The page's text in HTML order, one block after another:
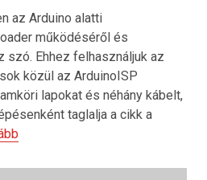
az Arduino alatti
működéséről és
szó. Ehhez felhasználjuk az
közül az ArduinoISP
lapokat és néhány kábelt,
taglalja a cikk a